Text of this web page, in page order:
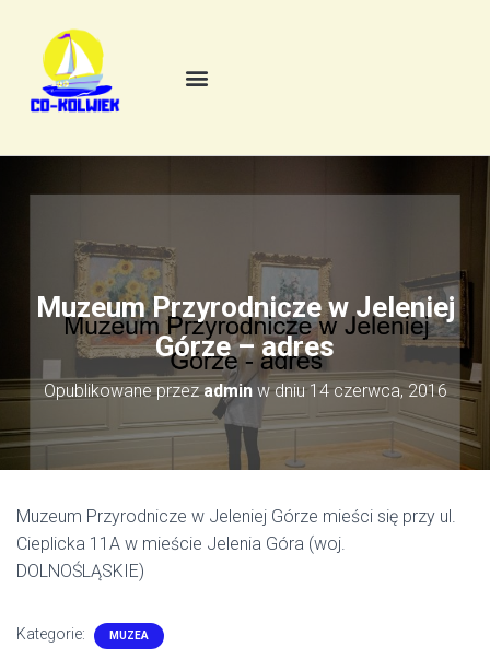
Muzeum Przyrodnicze w Jeleniej
Górze – adres
Opublikowane przezadminw dniu14 czerwca, 2016
Muzeum Przyrodnicze w Jeleniej Górze mieści się przy ul.
Cieplicka 11A w mieście Jelenia Góra (woj.
DOLNOŚLĄSKIE)
Kategorie: MUZEA